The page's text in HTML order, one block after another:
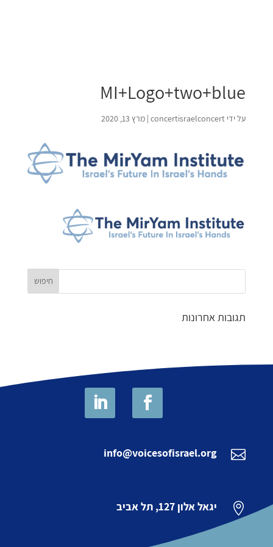
MI+Logo+two+blue
על ידי concertisraelconcert
| מרץ 13, 2020
תגובות אחרונות

info@voicesofisrael.org
 יגאל אלון 127, תל אביב